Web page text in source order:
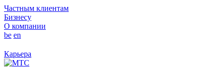
Частным клиентам
Бизнесу
О компании
be en
Карьера